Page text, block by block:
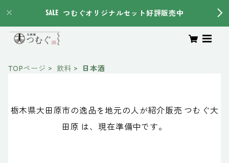
つむぐオリジナルセット好評販売中
TOPページ 飲料 日本酒
栃木県大田原市の逸品を地元の人が紹介販売 つむぐ大
田原 は、現在準備中です。